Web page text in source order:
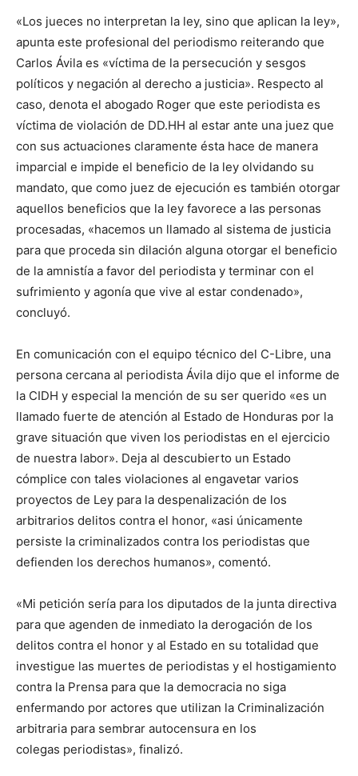
«Los jueces no interpretan la ley, sino que aplican la ley»,
apunta este profesional del periodismo reiterando que
Carlos Ávila es «víctima de la persecución y sesgos
políticos y negación al derecho a justicia». Respecto al
caso, denota el abogado Roger que este periodista es
víctima de violación de DD.HH al estar ante una juez que
con sus actuaciones claramente ésta hace de manera
imparcial e impide el beneficio de la ley olvidando su
mandato, que como juez de ejecución es también otorgar
aquellos beneficios que la ley favorece a las personas
procesadas, «hacemos un llamado al sistema de justicia
para que proceda sin dilación alguna otorgar el beneficio
de la amnistía a favor del periodista y terminar con el
sufrimiento y agonía que vive al estar condenado»,
concluyó.
En comunicación con el equipo técnico del C-Libre, una
persona cercana al periodista Ávila dijo que el informe de
la CIDH y especial la mención de su ser querido «es un
llamado fuerte de atención al Estado de Honduras por la
grave situación que viven los periodistas en el ejercicio
de nuestra labor». Deja al descubierto un Estado
cómplice con tales violaciones al engavetar varios
proyectos de Ley para la despenalización de los
arbitrarios delitos contra el honor, «asi únicamente
persiste la criminalizados contra los periodistas que
defienden los derechos humanos», comentó.
«Mi petición sería para los diputados de la junta directiva
para que agenden de inmediato la derogación de los
delitos contra el honor y al Estado en su totalidad que
investigue las muertes de periodistas y el hostigamiento
contra la Prensa para que la democracia no siga
enfermando por actores que utilizan la Criminalización
arbitraria para sembrar autocensura en los
colegas periodistas», finalizó.